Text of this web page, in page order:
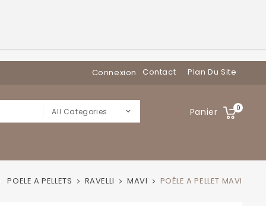
Contact Plan Du Site
Connexion
Panier 0
All Categories
POELE A PELLETS RAVELLI MAVI POÊLE A PELLET MAVI